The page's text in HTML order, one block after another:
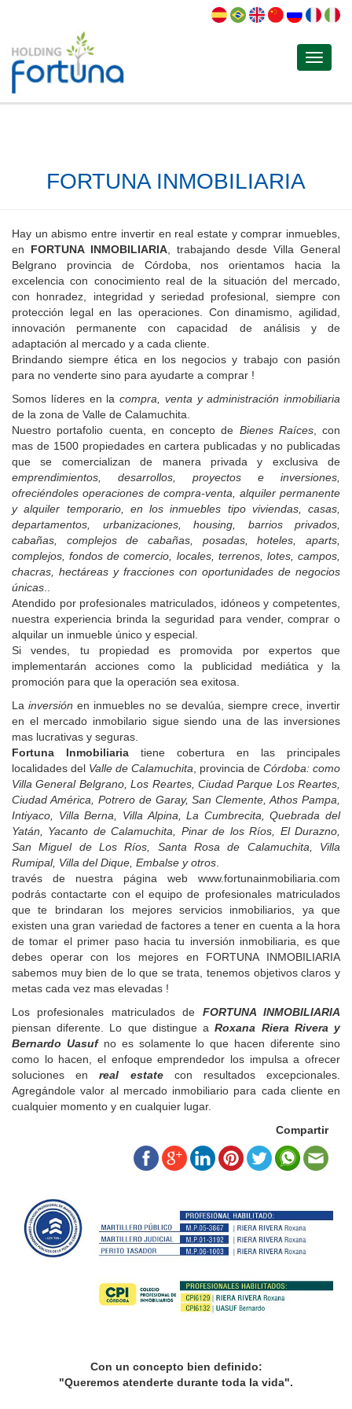
Toggle
FORTUNA INMOBILIARIA
Hay un abismo entre invertir en real estate y comprar inmuebles,
en FORTUNA INMOBILIARIA , trabajando desde Villa General
Belgrano provincia de Córdoba, nos orientamos hacia la
excelencia con conocimiento real de la situación del mercado,
con honradez, integridad y seriedad profesional, siempre con
protección legal en las operaciones. Con dinamismo, agilidad,
innovación permanente con capacidad de análisis y de
adaptación al mercado y a cada cliente.
Brindando siempre ética en los negocios y trabajo con pasión
para no venderte sino para ayudarte a comprar !
Somos líderes en la compra, venta y administración inmobiliaria
de la zona de Valle de Calamuchita.
Nuestro portafolio cuenta, en concepto de Bienes Raíces, con
mas de 1500 propiedades en cartera publicadas y no publicadas
que se comercializan de manera privada y exclusiva de
emprendimientos, desarrollos, proyectos e inversiones,
ofreciéndoles operaciones de compra-venta, alquiler permanente
y alquiler temporario, en los inmuebles tipo viviendas, casas,
departamentos, urbanizaciones, housing, barrios privados,
cabañas, complejos de cabañas, posadas, hoteles, aparts,
complejos, fondos de comercio, locales, terrenos, lotes, campos,
chacras, hectáreas y fracciones con oportunidades de negocios
únicas
Atendido por profesionales matriculados, idóneos y competentes,
nuestra experiencia brinda la seguridad para vender, comprar o
alquilar un inmueble único y especial.
Si vendes, tu propiedad es promovida por expertos que
implementarán acciones como la publicidad mediática y la
promoción para que la operación sea exitosa.
Lainversión en inmuebles no se devalúa, siempre crece, invertir
en el mercado inmobilario sigue siendo una de las inversiones
mas lucrativas y seguras.
Fortuna Inmobiliaria tiene cobertura en las principales
localidades del Valle de Calamuchita , provincia de Córdoba: como
Villa General Belgrano, Los Reartes, Ciudad Parque Los Reartes,
Ciudad América, Potrero de Garay, San Clemente, Athos Pampa,
Intiyaco, Villa Berna, Villa Alpina, La Cumbrecita, Quebrada del
Yatán, Yacanto de Calamuchita, Pinar de los Ríos, El Durazno,
San Miguel de Los Ríos, Santa Rosa de Calamuchita, Villa
Rumipal, Villa del Dique, Embalse y otros
través de nuestra página web www.fortunainmobiliaria.com
podrás contactarte con el equipo de profesionales matriculados
que te brindaran los mejores servicios inmobiliarios, ya que
existen una gran variedad de factores a tener en cuenta a la hora
de tomar el primer paso hacia tu inversión inmobiliaria, es que
debes operar con los mejores en FORTUNA INMOBILIARIA
sabemos muy bien de lo que se trata, tenemos objetivos claros y
metas cada vez mas elevadas !
Los profesionales matriculados de FORTUNA INMOBILIARIA
piensan diferente. Lo que distingue aRoxana Riera Rivera y
Bernardo Uasufno es solamente lo que hacen diferente sino
como lo hacen, el enfoque emprendedor los impulsa a ofrecer
soluciones enreal estatecon resultados excepcionales.
Agregándole valor al mercado inmobiliario para cada cliente en
cualquier momento y en cualquier lugar.
Compartir
Con un concepto bien definido:
"Queremos atenderte durante toda la vida".